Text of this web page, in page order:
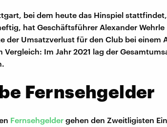
bei dem heute das Hinspiel
hat Geschäftsführer Alexander Wehrle
der Umsatzverlust für den Club bei einem
Im Jahr 2021 lag der
Fernsehgelder
Fernsehgelder gehen den Zweitligisten